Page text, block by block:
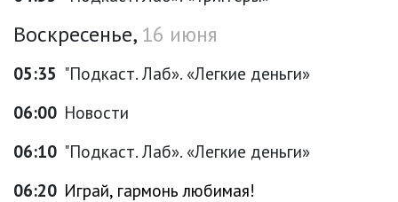
Воскресенье, 16 июня
05:35 "Подкаст. Лаб». «Легкие деньги»
06:00 Новости
06:10 "Подкаст. Лаб». «Легкие деньги»
06:20 Играй, гармонь любимая!